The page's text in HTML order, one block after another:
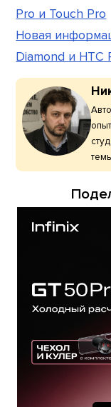
Pro и Touch Pro
Новая
Diamond и HTC